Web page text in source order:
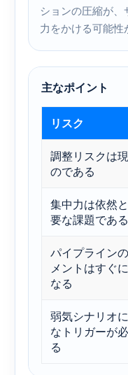
ションの圧縮が、
力をかける可能性
主なポイント
リスク
調整リスクは
のである
集中力は依然
要な課題である
パイプライン
メントはすぐ
なる
弱気シナリオ
なトリガーが
る